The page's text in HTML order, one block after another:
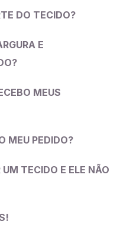
DO TECIDO?
E
MEUS
MEU PEDIDO?
TECIDO E ELE NÃO